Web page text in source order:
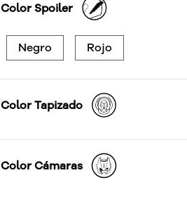
Color Spoiler
Negro Rojo
Color Tapizado
Color Cámaras